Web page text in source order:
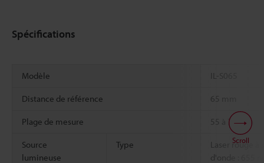
Spécifications
Modèle
Distance de référence 65 mm
Plage de mesure 55 à 75 mm
Source
lumineuse
Type
Laser rouge
d'onde : 655
Scroll